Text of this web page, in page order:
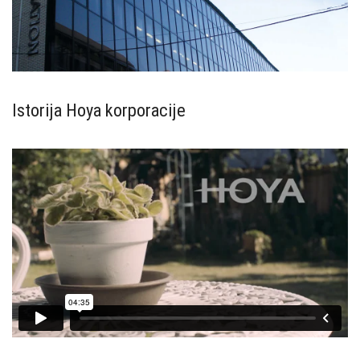
Istorija Hoya korporacije